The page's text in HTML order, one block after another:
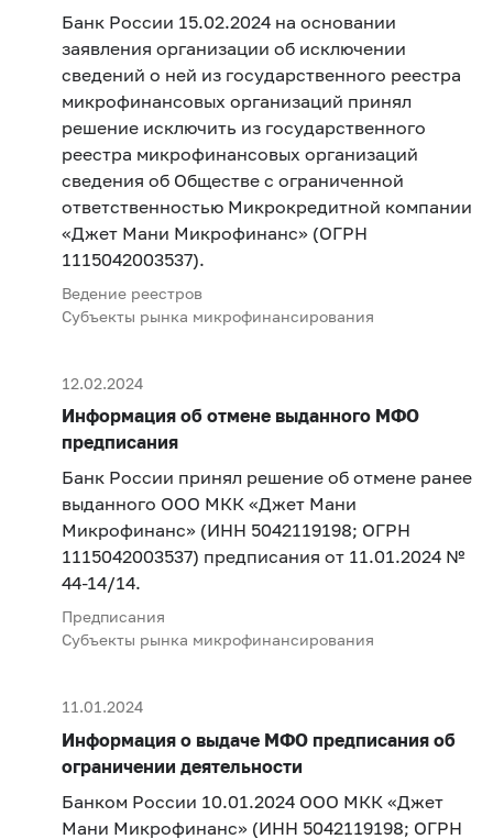
Банк России 15.02.2024 на основании
заявления организации об исключении
сведений о ней из государственного реестра
микрофинансовых организаций принял
решение исключить из государственного
реестра микрофинансовых организаций
сведения об Обществе с ограниченной
ответственностью Микрокредитной компании
«Джет Мани Микрофинанс» (ОГРН
1115042003537).
Ведение реестров
Субъекты рынка микрофинансирования
12.02.2024
Информация об отмене выданного МФО
предписания
Банк России принял решение об отмене ранее
выданного ООО МКК «Джет Мани
Микрофинанс» (ИНН 5042119198; ОГРН
1115042003537) предписания от 11.01.2024 №
44-14/14.
Предписания
Субъекты рынка микрофинансирования
11.01.2024
Информация о выдаче МФО предписания об
ограничении деятельности
Банком России 10.01.2024 ООО МКК «Джет
Мани Микрофинанс» (ИНН 5042119198; ОГРН